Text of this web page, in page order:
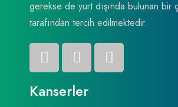
gerekse de yurt dışında bulunan bir
tarafından tercih edilmektedir.
Kanserler